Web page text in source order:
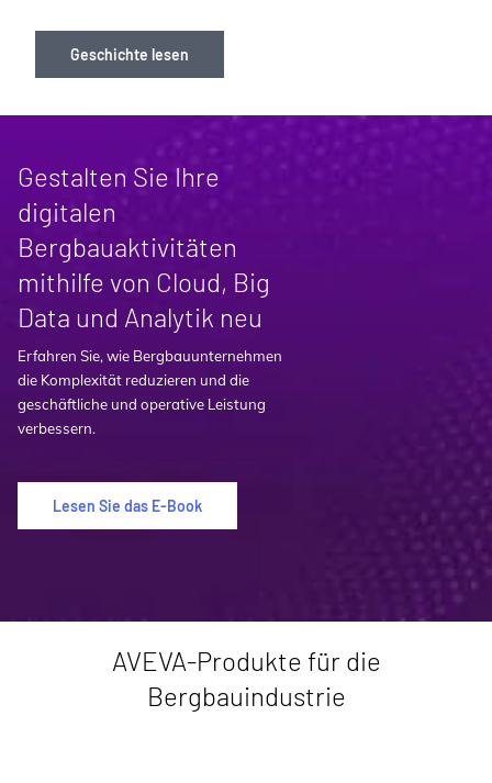
Geschichte lesen
Gestalten Sie Ihre
digitalen
Bergbauaktivitäten
mithilfe von Cloud, Big
Data und Analytik neu
Erfahren Sie, wie Bergbauunternehmen
die Komplexität reduzieren und die
geschäftliche und operative Leistung
verbessern.
Lesen Sie das E-Book
AVEVA-Produkte für die
Bergbauindustrie